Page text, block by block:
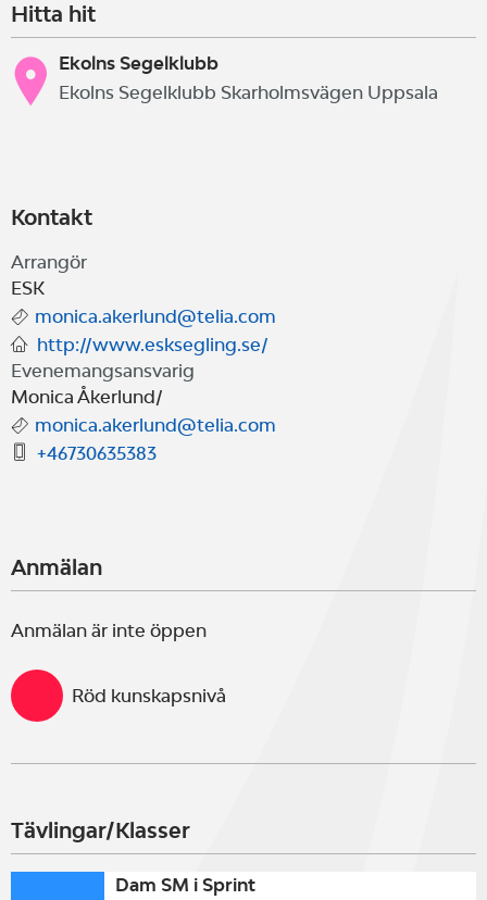
Hitta hit
Ekolns Segelklubb
Ekolns Segelklubb Skarholmsvägen Uppsala
Kontakt
Arrangör
ESK
monica.akerlund@telia.com
http://www.esksegling.se/
Evenemangsansvarig
Monica Åkerlund/
monica.akerlund@telia.com
+46730635383
Anmälan
Anmälan är inte öppen
Röd kunskapsnivå
Tävlingar/Klasser
Dam SM i Sprint